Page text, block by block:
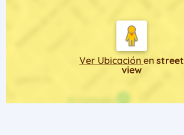
Ver Ubicación en street
view